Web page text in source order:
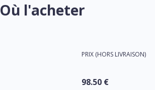
Où l'acheter
PRIX (HORS LIVRAISON)
98.50 €